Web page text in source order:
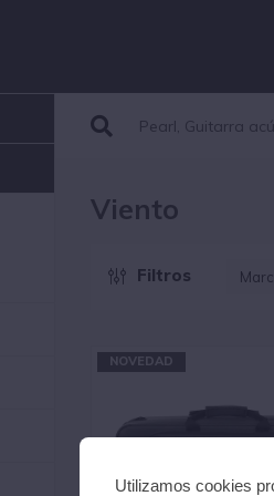
Viento
Filtros
NOVEDAD
Utilizamos cookies